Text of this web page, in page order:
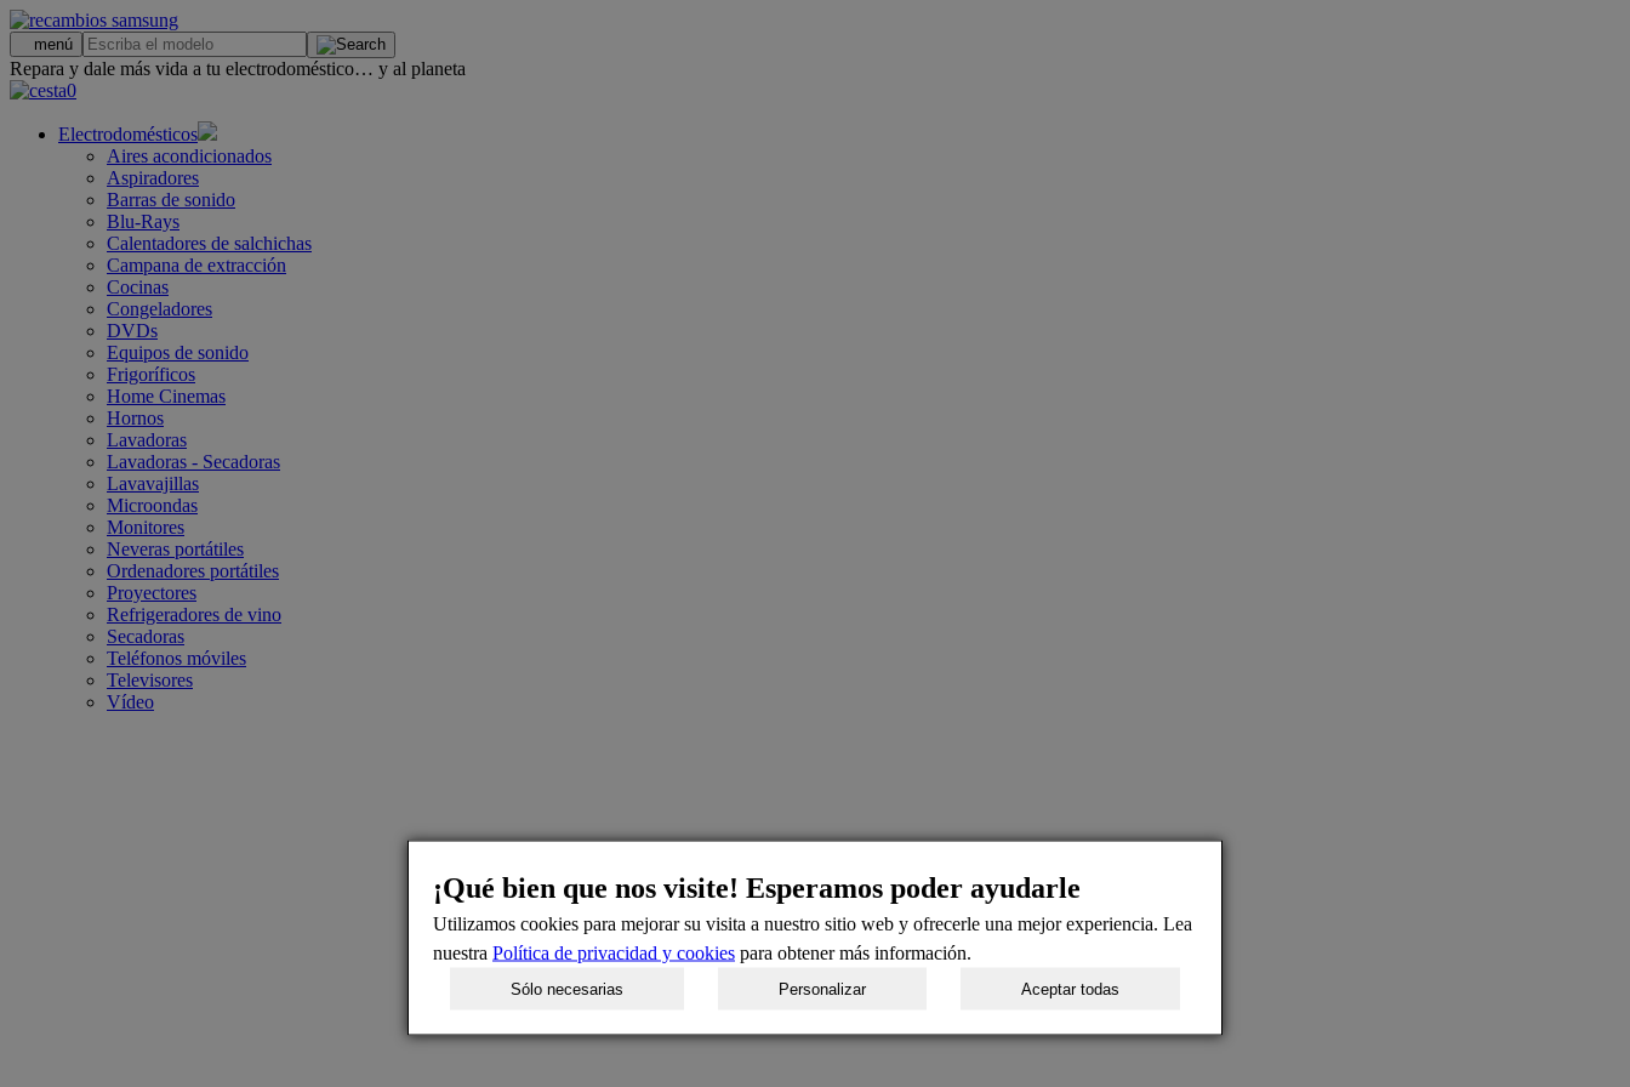
menú
Repara y dale más vida a tu electrodoméstico… y al planeta
0
Electrodomésticos
Aires acondicionados
Aspiradores
Barras de sonido
Blu-Rays
Calentadores de salchichas
Campana de extracción
Cocinas
Congeladores
DVDs
Equipos de sonido
Frigoríficos
Home Cinemas
Hornos
Lavadoras
Lavadoras - Secadoras
Lavavajillas
Microondas
Monitores
Neveras portátiles
Ordenadores portátiles
Proyectores
Refrigeradores de vino
Secadoras
Teléfonos móviles
Televisores
Vídeo
¡Qué bien que nos visite! Esperamos poder ayudarle
Utilizamos cookies para mejorar su visita a nuestro sitio web y ofrecerle una mejor experiencia. Lea
nuestra Política de privacidad y cookies para obtener más información.
Sólo necesarias Personalizar Aceptar todas